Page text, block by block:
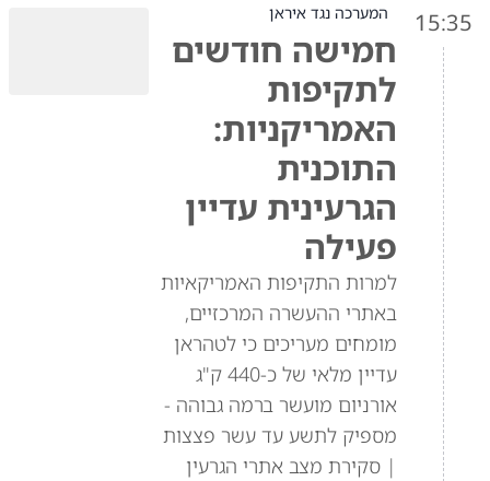
15:35 המערכה נגד איראן
חמישה חודשים
לתקיפות
האמריקניות:
התוכנית
הגרעינית עדיין
פעילה
למרות התקיפות האמריקאיות
באתרי ההעשרה המרכזיים,
מומחים מעריכים כי לטהראן
עדיין מלאי של כ-440 ק"ג
אורניום מועשר ברמה גבוהה -
מספיק לתשע עד עשר פצצות
| סקירת מצב אתרי הגרעין